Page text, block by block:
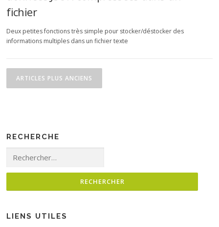
fichier
Deux petites fonctions très simple pour stocker/déstocker des
informations multiples dans un fichier texte
Navigation des articles
ARTICLES PLUS ANCIENS
RECHERCHE
LIENS UTILES